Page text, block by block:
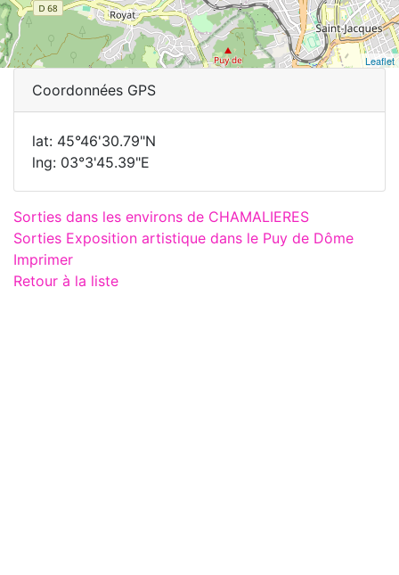
Leaflet
Coordonnées GPS
lat: 45°46'30.79"N
lng: 03°3'45.39"E
Sorties dans les environs de CHAMALIERES
Sorties Exposition artistique dans le Puy de Dôme
Imprimer
Retour à la liste